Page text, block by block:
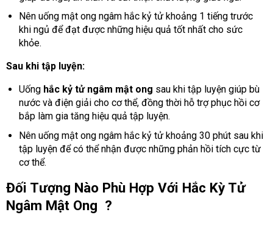
Nên uống mật ong ngâm hắc kỷ tử khoảng 1 tiếng trước
khi ngủ để đạt được những hiệu quả tốt nhất cho sức
khỏe.
Sau khi tập luyện:
Uống hắc kỷ tử ngâm mật ong sau khi tập luyện giúp bù
nước và điện giải cho cơ thể, đồng thời hỗ trợ phục hồi cơ
bắp làm gia tăng hiệu quả tập luyện.
Nên uống mật ong ngâm hắc kỷ tử khoảng 30 phút sau khi
tập luyện để có thể nhận được những phản hồi tích cực từ
cơ thể.
Đối Tượng Nào Phù Hợp Với Hắc Kỳ Tử
Ngâm Mật Ong ?